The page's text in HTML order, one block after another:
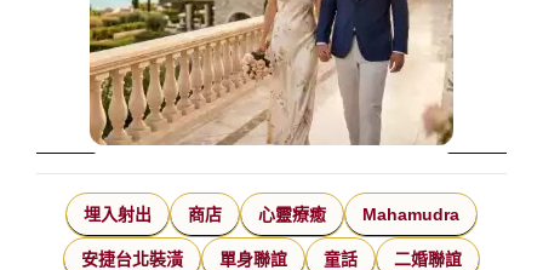
埋入射出 商店 心靈療癒 Mahamudra
安捷台北裝潢 單身聯誼 童話 二婚聯誼